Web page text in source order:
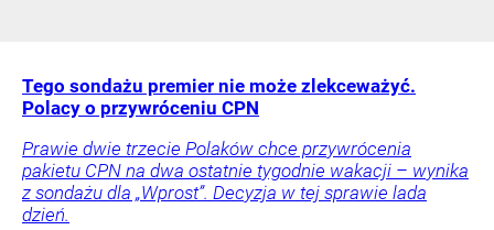
Tego sondażu premier nie może zlekceważyć.
Polacy o przywróceniu CPN
Prawie dwie trzecie Polaków chce przywrócenia
pakietu CPN na dwa ostatnie tygodnie wakacji – wynika
z sondażu dla „Wprost”. Decyzja w tej sprawie lada
dzień.